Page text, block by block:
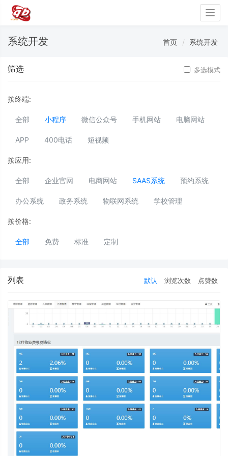
系统开发 首页 系统开发
筛选 多选模式
按终端:
全部 小程序 微信公众号 手机网站 电脑网站
APP 400电话 短视频
按应用:
全部 企业官网 电商网站 SAAS系统 预约系统
办公系统 政务系统 物联网系统 学校管理
按价格:
全部 免费 标准 定制
列表 默认 浏览次数 点赞数